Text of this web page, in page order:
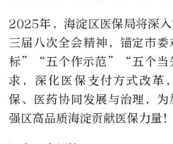
2025年，海淀区医保局将深
三届八次全会精神，锚定市
标”“五个作示范”“五个当
求，深化医保支付方式改革
保、医药协同发展与治理，
强区高品质海淀贡献医保力量！